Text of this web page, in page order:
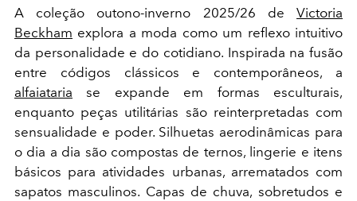
A coleção outono-inverno 2025/26 de Victoria
Beckham explora a moda como um reflexo intuitivo
da personalidade e do cotidiano. Inspirada na fusão
entre códigos clássicos e contemporâneos, a
alfaiataria se expande em formas esculturais,
enquanto peças utilitárias são reinterpretadas com
sensualidade e poder. Silhuetas aerodinâmicas para
o dia a dia são compostas de ternos, lingerie e itens
básicos para atividades urbanas, arrematados com
sapatos masculinos. Capas de chuva, sobretudos e